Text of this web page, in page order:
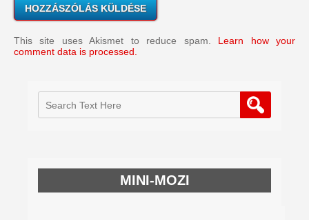
This site uses Akismet to reduce spam. Learn how your
comment data is processed.
MINI-MOZI